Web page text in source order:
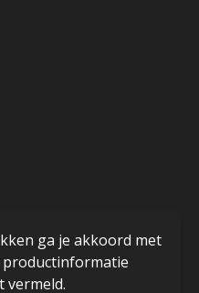
ga je akkoord met
productinformatie
vermeld.